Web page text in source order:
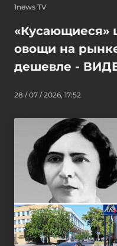
1news TV
«Кусающиеся»
овощи на
дешевле -
28 / 07 / 2026, 17:52